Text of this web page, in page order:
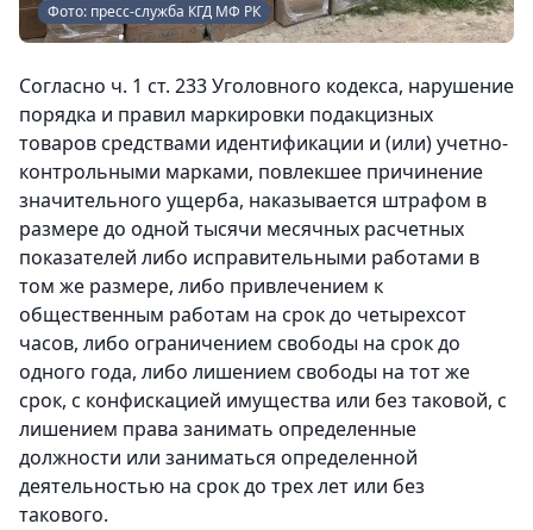
Фото: пресс-служба КГД МФ РК
Согласно ч. 1 ст. 233 Уголовного кодекса, нарушение
порядка и правил маркировки подакцизных
товаров средствами идентификации и (или) учетно-
контрольными марками, повлекшее причинение
значительного ущерба, наказывается штрафом в
размере до одной тысячи месячных расчетных
показателей либо исправительными работами в
том же размере, либо привлечением к
общественным работам на срок до четырехсот
часов, либо ограничением свободы на срок до
одного года, либо лишением свободы на тот же
срок, с конфискацией имущества или без таковой, с
лишением права занимать определенные
должности или заниматься определенной
деятельностью на срок до трех лет или без
такового.